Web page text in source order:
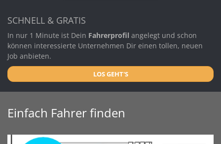
SCHNELL & GRATIS
In nur 1 Minute ist Dein Fahrerprofil angelegt und schon
können interessierte Unternehmen Dir einen tollen, neuen
Job anbieten.
LOS GEHT'S
Einfach Fahrer finden